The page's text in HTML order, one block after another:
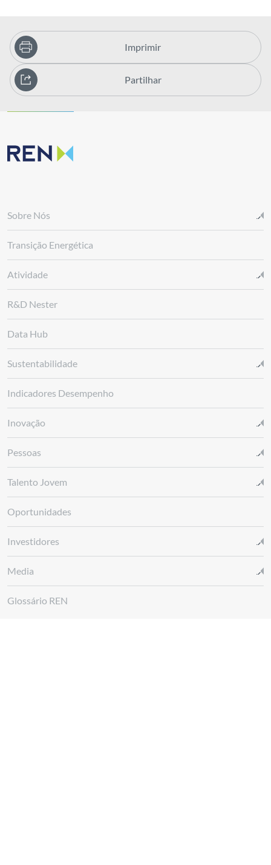
Imprimir
Partilhar
Sobre Nós
Transição Energética
Atividade
R&D Nester
Data Hub
Sustentabilidade
Indicadores Desempenho
Inovação
Pessoas
Talento Jovem
Oportunidades
Investidores
Media
Glossário REN